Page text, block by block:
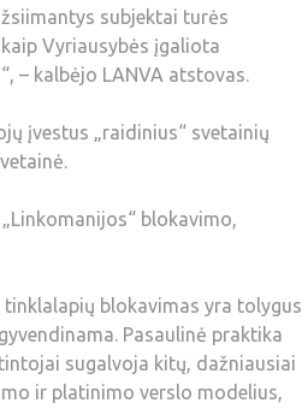
subjektai turės
Vyriausybės įgaliota
– kalbėjo LANVA atstovas.
įvestus „raidinius“ svetainių
blokavimo,
blokavimas yra tolygus
Pasaulinė praktika
sugalvoja kitų, dažniausiai
ir platinimo verslo modelius,